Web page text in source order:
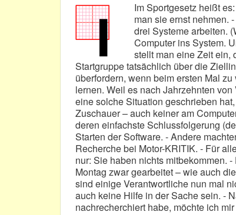
Im Sportgesetz heißt
man sie ernst nehmen.
drei Systeme arbeiten.
Computer ins System.
stellt man eine Zeit ein,
Startgruppe tatsächlich über die
überfordern, wenn beim ersten Mal
lernen. Weil es nach Jahrzehnten
eine solche Situation geschrieben
Zuschauer – auch keiner am
deren einfachste Schlussfolgerung
Starten der Software. - Andere
Recherche bei Motor-KRITIK. - Für
nur: Sie haben nichts mitbekommen.
Montag zwar gearbeitet – wie auch
sind einige Verantwortliche nun mal
auch keine Hilfe in der Sache sein. -
nachrecherchiert habe, möchte ich